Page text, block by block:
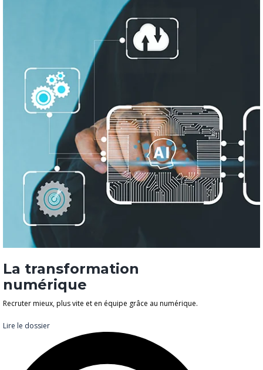
La transformation
numérique
Recruter mieux, plus vite et en équipe grâce au numérique.
Lire le dossier